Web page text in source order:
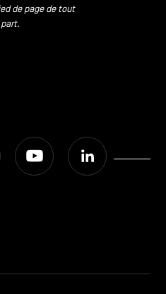
de page de tout
Instagram Youtube